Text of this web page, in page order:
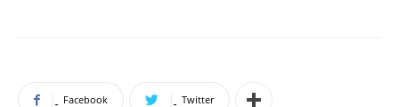
Facebook Twitter